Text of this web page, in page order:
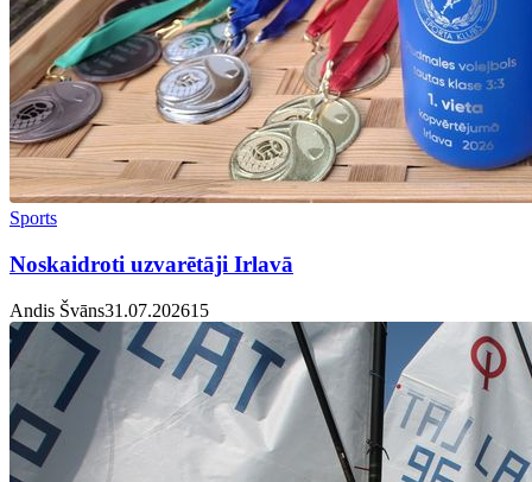
Sports
Noskaidroti uzvarētāji Irlavā
Andis Švāns31.07.20261 5